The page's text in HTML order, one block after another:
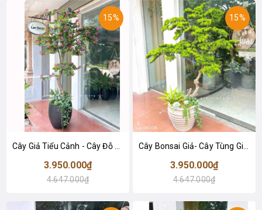
15%
3.950.000₫
4.647.000₫
15%
3.950.000₫
4.647.000₫